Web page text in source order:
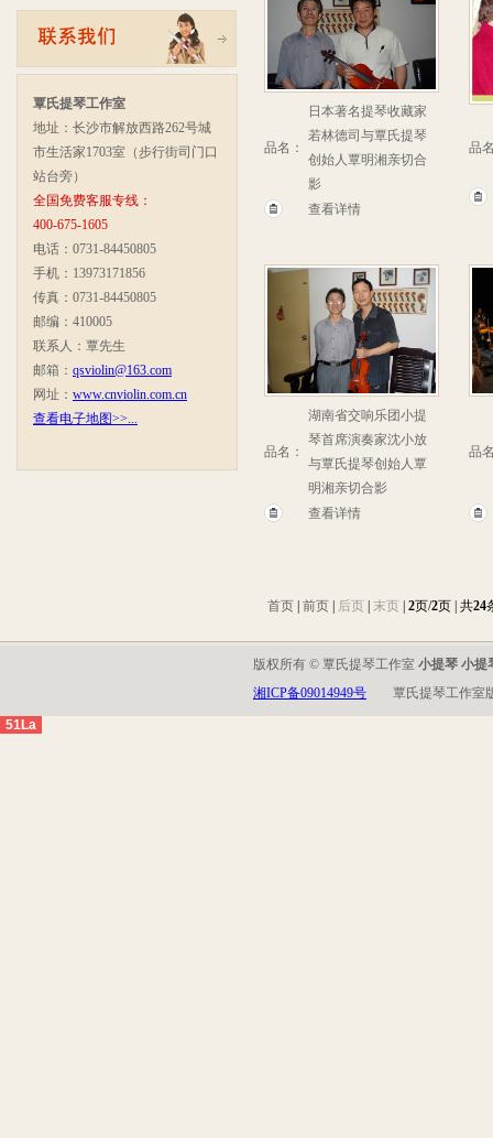
覃氏提琴工作室
地址：长沙市解放西路262号城
市生活家1703室（步行街司门口
站台旁）
全国免费客服专线：
400-675-1605
电话：0731-84450805
手机：13973171856
传真：0731-84450805
邮编：410005
联系人：覃先生
邮箱： qsviolin@163.com
网址： www.cnviolin.com.cn
查看电子地图>>...
品名：
日本著名提琴收藏家
若林德司与覃氏提琴
创始人覃明湘亲切合
影
查看详情
品
品名：
湖南省交响乐团小提
琴首席演奏家沈小放
与覃氏提琴创始人覃
明湘亲切合影
查看详情
品
首页| 前页| 后页| 末页| 2页/2页 | 共24
版权所有 © 覃氏提琴工作室 小提琴 小提
湘ICP备09014949号
覃氏提琴工作室
51La